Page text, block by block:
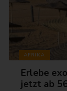
AFRIKA
Erlebe
jetzt ab